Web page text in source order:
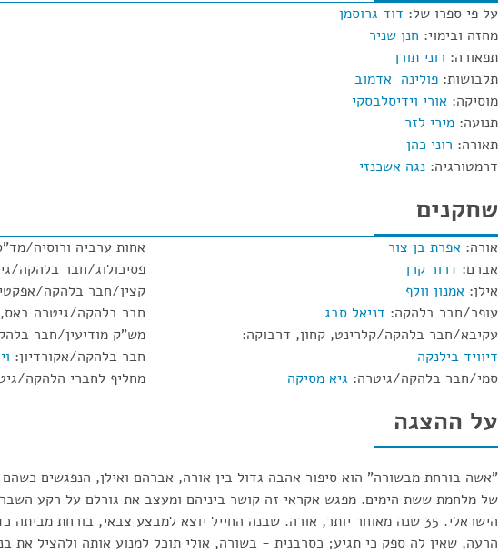
על פי ספרו של: דוד גרוסמן
מחזה ובימוי: חנן שניר
תפאורה: רוני תורן
תלבושות: פולינה אדמוב
מוסיקה: אורי וידיסלבסקי
תנועה: מירי לזר
תאורה: רוני כהן
דרמטורגיה: נגה אשכנזי
שחקנים
אורה: אפרת בן צור
אברם: דרור קרן
אילן: אמנון וולף
עופר/חבר בלהקה: דניאל סבג
עקיבא/חבר בלהקה/קלרינט, קחון, דרבוקה:
דיוויד בילנקה
סמי/חבר בלהקה/גיטרה: גיא מסיקה
אחות ערביה ורוסיה/
פסיכולוג/חבר בלהקה/
קצין/חבר בלהקה/
חבר בלהקה/גיטרה
מש"ק מודיעין/חבר
חבר בלהקה/אקורדיון:
מחליף לחברי הלהקה/
על ההצגה
של מלחמת ששת הימים. מפגש אקראי זה קושר ביניהם ומעצב את גורלם על רקע
הישראלי. 35 שנה מאוחר יותר, אורה. שבנה החייל יוצא למבצע צבאי, בורחת
הרעה, שאין לה ספק כי תגיע; כסרבנית - בשורה, אולי תוכל למנוע אותה ולהציל את